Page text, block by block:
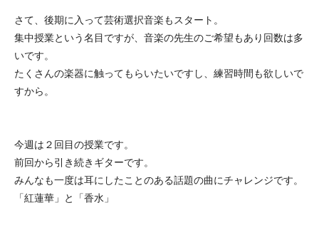
さて、後期に入って芸術選択音楽もスタート。
集中授業という名目ですが、音楽の先生のご希望もあり回数は多
いです。
たくさんの楽器に触ってもらいたいですし、練習時間も欲しいで
すから。
今週は２回目の授業です。
前回から引き続きギターです。
みんなも一度は耳にしたことのある話題の曲にチャレンジです。
「紅蓮華」と「香水」